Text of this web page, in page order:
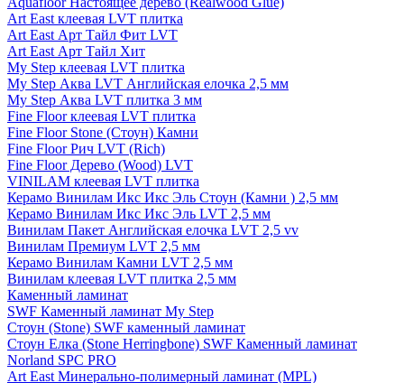
Art East клеевая LVT плитка
Art East Арт Тайл Фит LVT
Art East Арт Тайл Хит
My Step клеевая LVT плитка
My Step Аква LVT Английская елочка 2,5 мм
My Step Аква LVT плитка 3 мм
Fine Floor клеевая LVT плитка
Fine Floor Stone (Стоун) Камни
Fine Floor Рич LVT (Rich)
Fine Floor Дерево (Wood) LVT
VINILAM клеевая LVT плитка
Керамо Винилам Икс Икс Эль Стоун (Камни ) 2,5 мм
Керамо Винилам Икс Икс Эль LVT 2,5 мм
Винилам Пакет Английская елочка LVT 2,5 vv
Винилам Премиум LVT 2,5 мм
Керамо Винилам Камни LVT 2,5 мм
Винилам клеевая LVT плитка 2,5 мм
Каменный ламинат
SWF Каменный ламинат My Step
Стоун (Stone) SWF каменный ламинат
Стоун Елка (Stone Herringbone) SWF Каменный ламинат
Norland SPC PRO
Art East Минерально-полимерный ламинат (MPL)